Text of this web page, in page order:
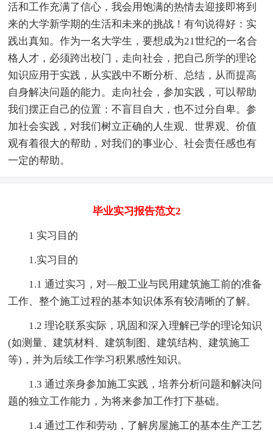
活和工作充满了信心，我会用饱满的热情去迎接即将到
来的大学新学期的生活和未来的挑战！有句说得好：实
践出真知。作为一名大学生，要想成为21世纪的一名合
格人才，必须跨出校门，走向社会，把自己所学的理论
知识应用于实践，从实践中不断分析、总结，从而提高
自身解决问题的能力。走向社会，参加实践，可以帮助
我们摆正自己的位置：不盲目自大，也不过分自卑。参
加社会实践，对我们树立正确的人生观、世界观、价值
观有着很大的帮助，对我们的事业心、社会责任感也有
一定的帮助。
毕业实习报告范文2
1 实习目的
1.实习目的
1.1 通过实习，对—般工业与民用建筑施工前的准备
工作、整个施工过程的基本知识体系有较清晰的了解。
1.2 理论联系实际，巩固和深入理解已学的理论知识
(如测量、建筑材料、建筑制图、建筑结构、建筑施工
等)，并为后续工作学习积累感性知识。
1.3 通过亲身参加施工实践，培养分析问题和解决问
题的独立工作能力，为将来参加工作打下基础。
1.4 通过工作和劳动，了解房屋施工的基本生产工艺